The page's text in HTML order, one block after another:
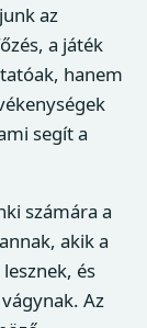
az
a játék
hanem
segít a
számára a
akik a
és
Az